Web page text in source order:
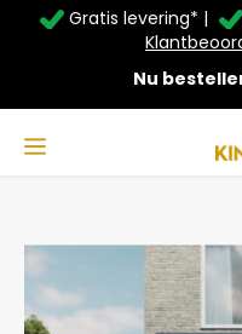
Service
Afhalen
Deutsch
Gratis levering* |
Nu
Zomer Deals: Tot
veranda's +
Veranda |